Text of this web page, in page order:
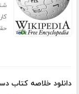
دانلود خلاصه کتاب